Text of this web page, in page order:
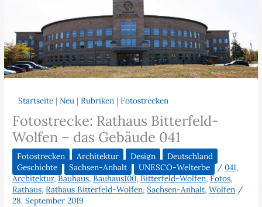
Startseite |Neu |Rubriken |Fotostrecken
Fotostrecke: Rathaus Bitterfeld-
Wolfen – das Gebäude 041
Fotostrecken Architektur Design
Deutschland
Geschichte
Sachsen-Anhalt UNESCO-Welterbe /041,
Architektur,Bauhaus,Bauhaus100,Bitterfeld-Wolfen,Fotos,
Rathaus,Rathaus Bitterfeld-Wolfen,Sachsen-Anhalt,Wolfen /
28. September 2019